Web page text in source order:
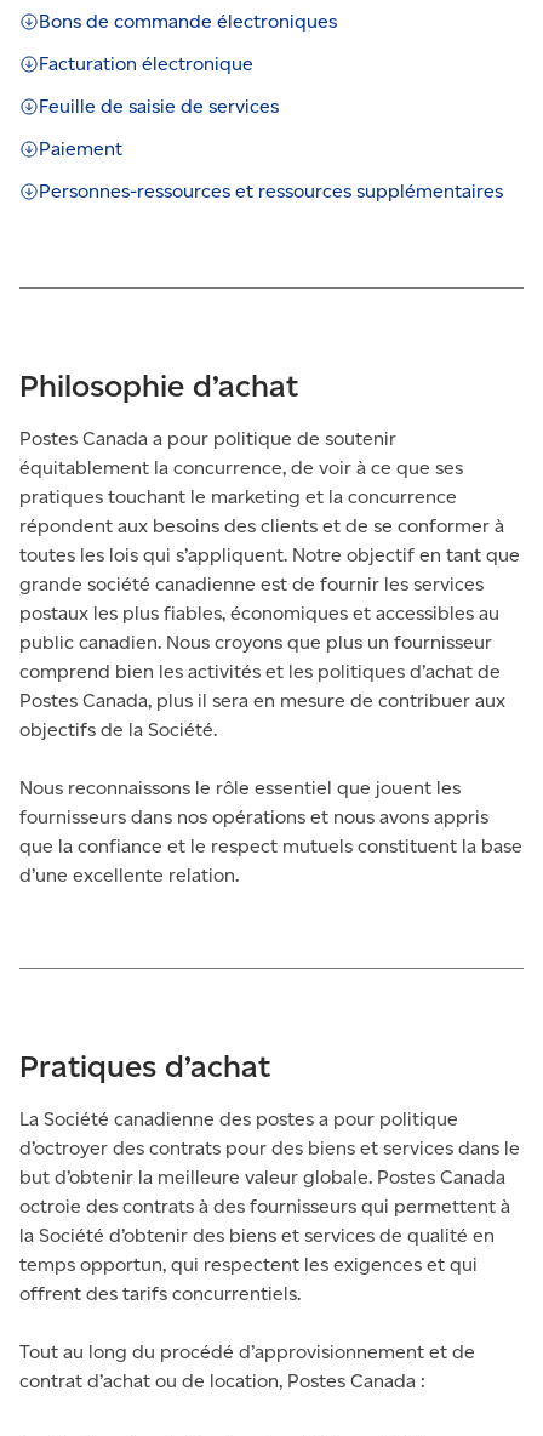
Bons de commande électroniques
Facturation électronique
Feuille de saisie de services
Paiement
Personnes-ressources et ressources supplémentaires
Philosophie d’achat
Postes Canada a pour politique de soutenir
équitablement la concurrence, de voir à ce que ses
pratiques touchant le marketing et la concurrence
répondent aux besoins des clients et de se conformer à
toutes les lois qui s’appliquent. Notre objectif en tant que
grande société canadienne est de fournir les services
postaux les plus fiables, économiques et accessibles au
public canadien. Nous croyons que plus un fournisseur
comprend bien les activités et les politiques d’achat de
Postes Canada, plus il sera en mesure de contribuer aux
objectifs de la Société.
Nous reconnaissons le rôle essentiel que jouent les
fournisseurs dans nos opérations et nous avons appris
que la confiance et le respect mutuels constituent la base
d’une excellente relation.
Pratiques d’achat
La Société canadienne des postes a pour politique
d’octroyer des contrats pour des biens et services dans le
but d’obtenir la meilleure valeur globale. Postes Canada
octroie des contrats à des fournisseurs qui permettent à
la Société d’obtenir des biens et services de qualité en
temps opportun, qui respectent les exigences et qui
offrent des tarifs concurrentiels.
Tout au long du procédé d’approvisionnement et de
contrat d’achat ou de location, Postes Canada :